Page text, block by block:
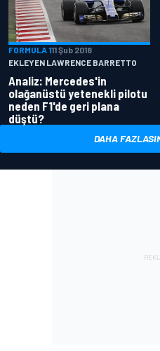
FORMULA 111 Şub 2018
EKLEYEN LAWRENCE BARRETTO
Analiz: Mercedes'in
olağanüstü yetenekli pilotu
neden F1'de geri plana
düştü?
DAHA